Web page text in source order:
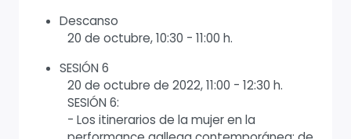
Descanso
20 de octubre, 10:30 - 11:00 h.
SESIÓN 6
20 de octubre de 2022, 11:00 - 12:30 h.
SESIÓN 6:
- Los itinerarios de la mujer en la